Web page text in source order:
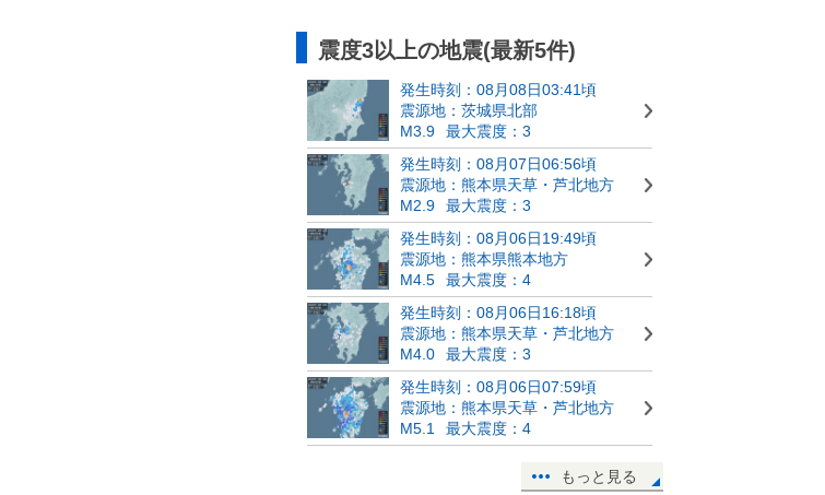
震度3以上の地震(最新5件)
発生時刻：08月08日03:41頃
震源地：茨城県北部
M3.9
最大震度：3
発生時刻：08月07日06:56頃
震源地：熊本県天草・芦北地方
M2.9
最大震度：3
発生時刻：08月06日19:49頃
震源地：熊本県熊本地方
M4.5
最大震度：4
発生時刻：08月06日16:18頃
震源地：熊本県天草・芦北地方
M4.0
最大震度：3
発生時刻：08月06日07:59頃
震源地：熊本県天草・芦北地方
M5.1
最大震度：4
もっと見る